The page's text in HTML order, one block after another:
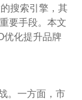
搜索引擎，其
要手段。本文
优化提升品牌
。一方面，市